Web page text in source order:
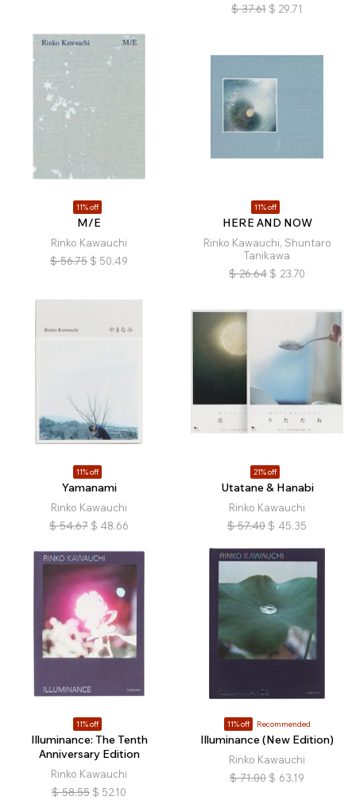
$ 37.61 $ 29.71
11% off
M/E
Rinko Kawauchi
$ 56.75 $ 50.49
11% off
HERE AND NOW
Rinko Kawauchi, Shuntaro
Tanikawa
$ 26.64 $ 23.70
11% off
Yamanami
Rinko Kawauchi
$ 54.67 $ 48.66
21% off
Utatane & Hanabi
Rinko Kawauchi
$ 57.40 $ 45.35
11% off
Illuminance: The Tenth
Anniversary Edition
Rinko Kawauchi
$ 58.55 $ 52.10
11% off Recommended
Illuminance (New Edition)
Rinko Kawauchi
$ 71.00 $ 63.19